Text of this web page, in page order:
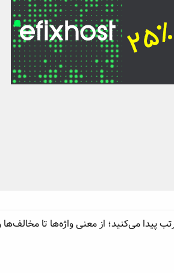
می‌کنید؛ از معنی واژه‌ها تا مخالف‌ها